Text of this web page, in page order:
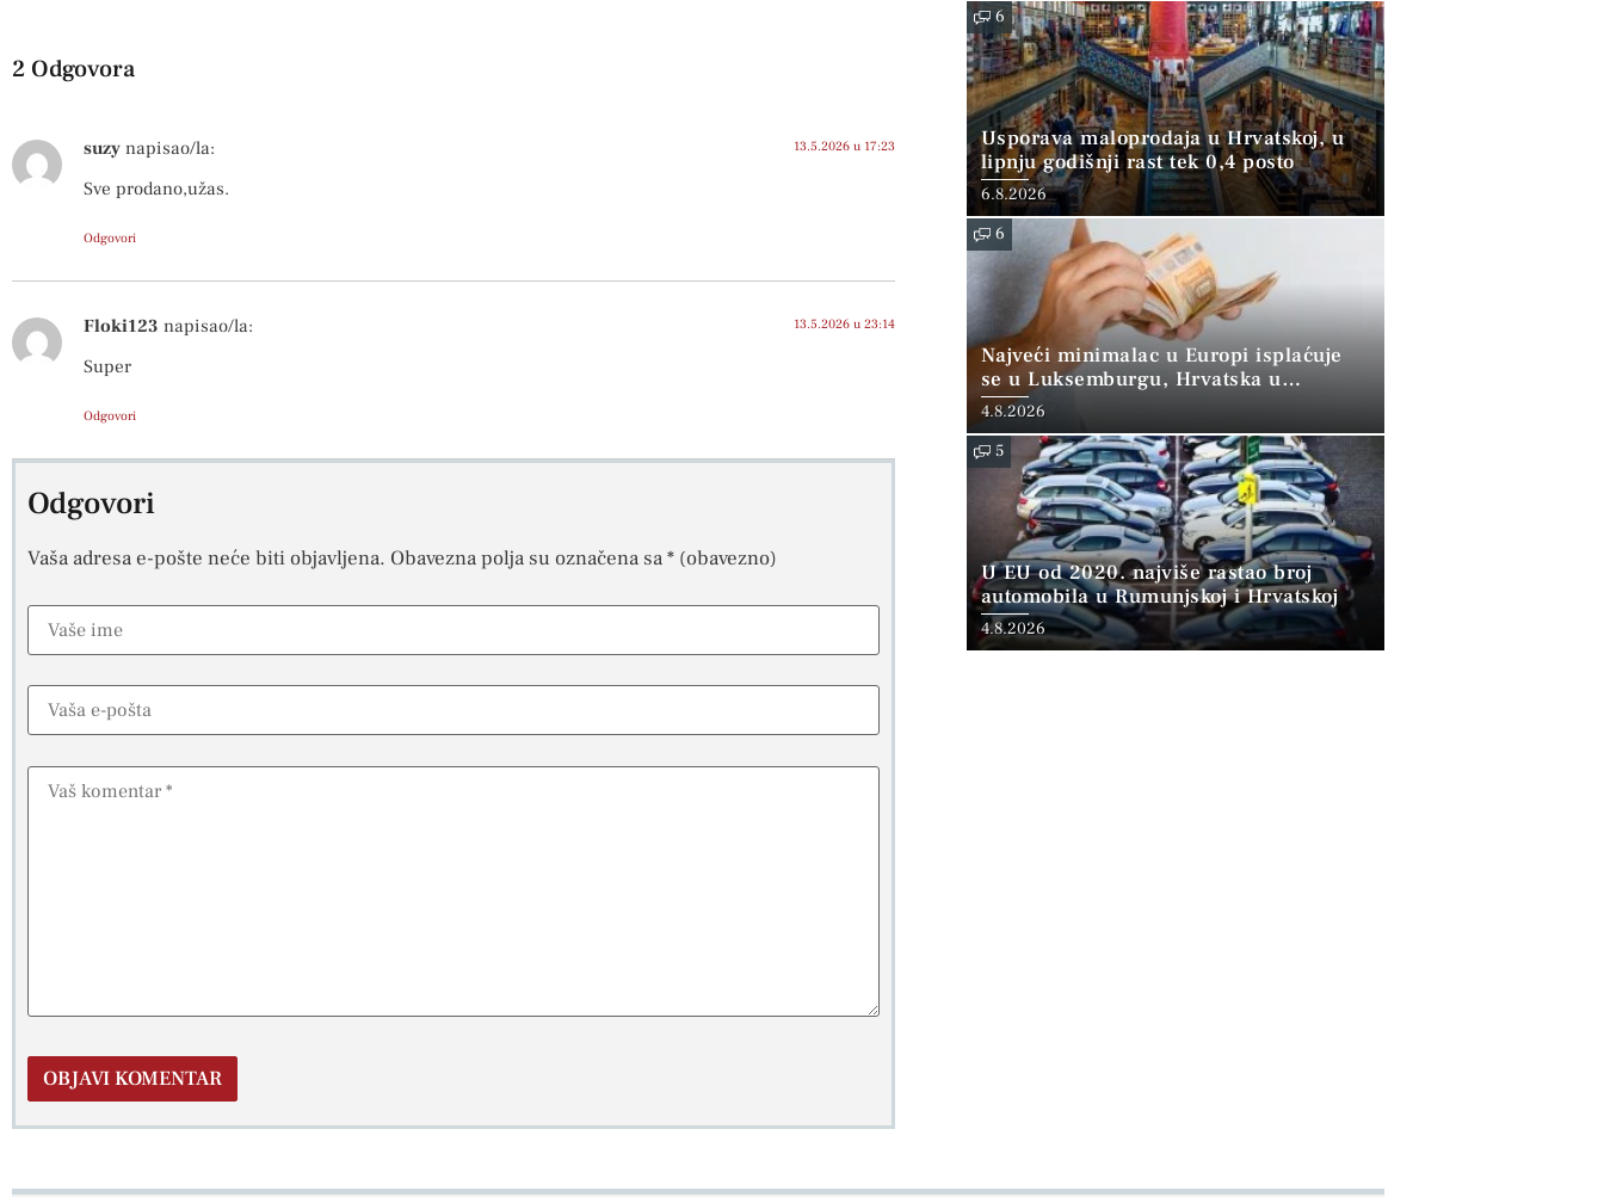
2 Odgovora
suzy napisao/la: 13.5.2026 u 17:23
Sve prodano,užas.
Odgovori
Floki123 napisao/la: 13.5.2026 u 23:14
Super
Odgovori
Odgovori
Vaša adresa e-pošte neće biti objavljena. Obavezna polja su označena sa* (obavezno)
6
Usporava maloprodaja u Hrvatskoj, u
lipnju godišnji rast tek 0,4 posto
6.8.2026
6
Najveći minimalac u Europi isplaćuje
se u Luksemburgu, Hrvatska u
“srednjoj skupini”
4.8.2026
5
U EU od 2020. najviše rastao broj
automobila u Rumunjskoj i Hrvatskoj
4.8.2026